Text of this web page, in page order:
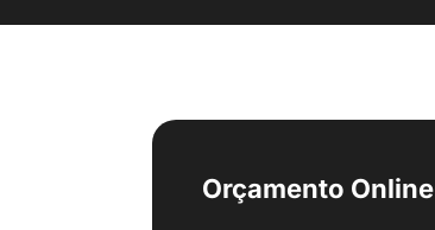
Orçamento Online